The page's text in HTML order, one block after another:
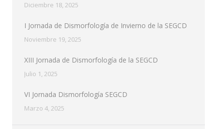
Diciembre 18, 2025
I Jornada de Dismorfología de Invierno de la SEGCD
Noviembre 19, 2025
XIII Jornada de Dismorfología de la SEGCD
Julio 1, 2025
VI Jornada Dismorfología SEGCD
Marzo 4, 2025